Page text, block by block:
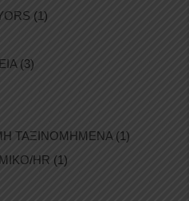
(1)
(3)
ΤΑΞΙΝΟΜΗΜΕΝΑ (1)
HR (1)